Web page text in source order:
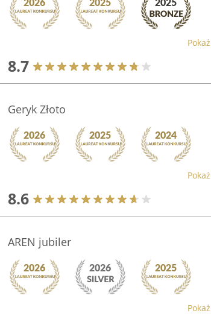
8.7
Geryk Złoto
8.6
AREN jubiler